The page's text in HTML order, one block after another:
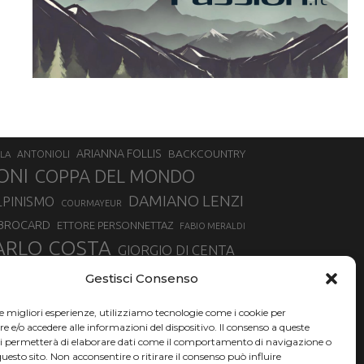
Gestisci Consenso
migliori esperienze, utilizziamo tecnologie come i cookie per
e/o accedere alle informazioni del dispositivo. Il consenso a queste
permetterà di elaborare dati come il comportamento di navigazione o
sito. Non acconsentire o ritirare il consenso può influire
ANTONIOLI ARIANNA FOLLIS
BACKCOUNTRY
COPPA DEL MONDO
COURMAYEUR DAMIANO LENZI
ETTORE PERSONNETTAZ FABIO MERALDI
COSTA GIORGIO DI CENTA
LUCA MATTEOTTI MADONNA DI CAMPIGLIO
NAZIONALE DI SCIALPINISMO NORVEGIA
PSL RAFFAELLA TEMPESTA